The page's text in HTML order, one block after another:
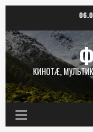
содержимому
КИНОТÆ,
Основное
меню